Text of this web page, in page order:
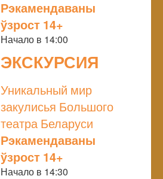
Рэкамендаваны
ўзрост 14+
Начало в 14:00
ЭКСКУРСИЯ
Уникальный мир
закулисья Большого
театра Беларуси
Рэкамендаваны
ўзрост 14+
Начало в 14:30